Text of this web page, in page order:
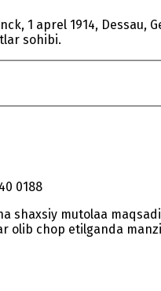
1 aprel 1914,
sohibi.
0188
shaxsiy mutolaa
olib chop etilganda